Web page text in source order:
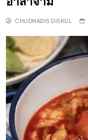
CHUDNADIS DISKUL